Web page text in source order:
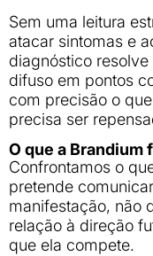
Sem uma leitura
atacar sintomas e
diagnóstico
difuso em pontos
com precisão o
precisa ser
O que a Brandium
Confrontamos o
pretende
manifestação, não
relação à direção
que ela compete.